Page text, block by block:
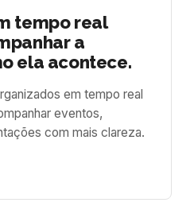
tempo real
a
ela acontece.
em tempo real
eventos,
com mais clareza.